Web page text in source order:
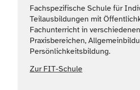
Fachspezifische Schule für
Teilausbildungen mit
Fachunterricht in verschiedenen
Praxisbereichen,
Persönlichkeitsbildung.
Zur FIT-Schule